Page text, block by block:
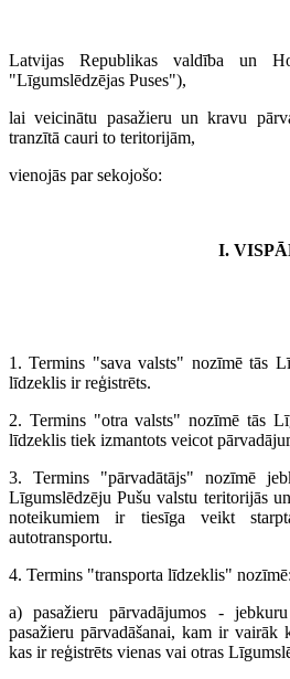
Latvijas Republikas valdība un
"Līgumslēdzējas Puses"),
lai veicinātu pasažieru un kravu
tranzītā cauri to teritorijām,
vienojās par sekojošo:
I.
1. Termins "sava valsts" nozīmē tās
līdzeklis ir reģistrēts.
2. Termins "otra valsts" nozīmē tās
līdzeklis tiek izmantots veicot
3. Termins "pārvadātājs" nozīmē
Līgumslēdzēju Pušu valstu teritorijās
noteikumiem ir tiesīga veikt
autotransportu.
4. Termins "transporta līdzeklis" nozīmē:
a) pasažieru pārvadājumos -
pasažieru pārvadāšanai, kam ir vairāk
kas ir reģistrēts vienas vai otras